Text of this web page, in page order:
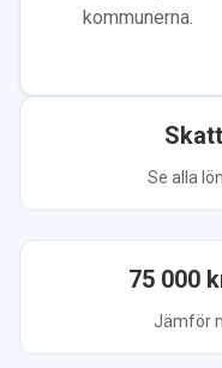
kommunerna.
Se alla
75 000
Jämför